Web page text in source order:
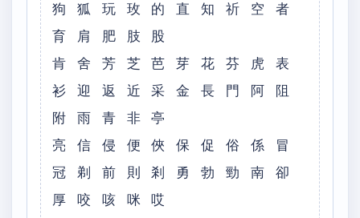
狗 狐 玩 玫 的 直 知 祈 空 者
育 肩 肥 肢 股
肯 舍 芳 芝 芭 芽 花 芬 虎 表
衫 迎 返 近 采 金 長 門 阿 阻
附 雨 青 非 亭
亮 信 侵 便 俠 保 促 俗 係 冒
冠 剃 前 則 剎 勇 勃 勁 南 卻
厚 咬 咳 咪 哎